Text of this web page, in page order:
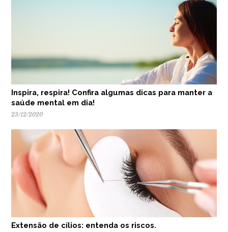
Inspira, respira! Confira algumas dicas para manter a
saúde mental em dia!
23/12/2020
Extensão de cílios: entenda os riscos.